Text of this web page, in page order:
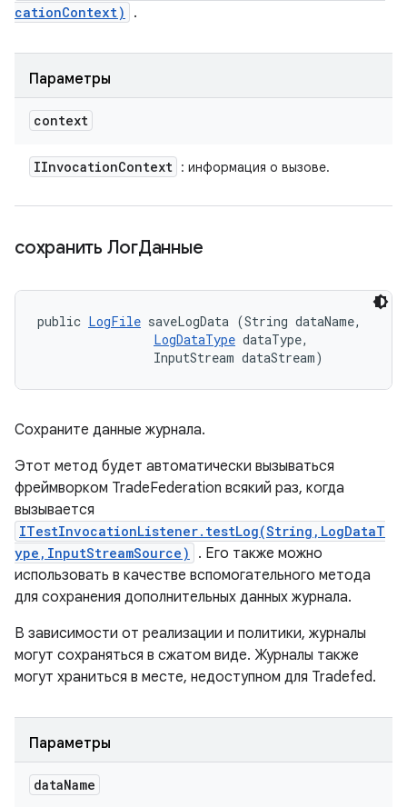
cationContext)
.
Параметры
context
IInvocationContext : информация о вызове.
сохранить ЛогДанные
public LogFile saveLogData (String dataName,
LogDataType dataType,
                InputStream dataStream)
Сохраните данные журнала.
Этот метод будет автоматически вызываться
фреймворком TradeFederation всякий раз, когда
вызывается
ITestInvocationListener.testLog(String,LogDataT
ype,InputStreamSource)
. Его также можно
использовать в качестве вспомогательного метода
для сохранения дополнительных данных журнала.
В зависимости от реализации и политики, журналы
могут сохраняться в сжатом виде. Журналы также
могут храниться в месте, недоступном для Tradefed.
Параметры
dataName